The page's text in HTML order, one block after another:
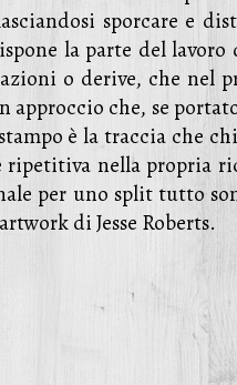
sporcare e
la parte del
o derive, che nel
approccio che, se
è la traccia che
ripetitiva nella propria
per uno split tutto
di Jesse Roberts.